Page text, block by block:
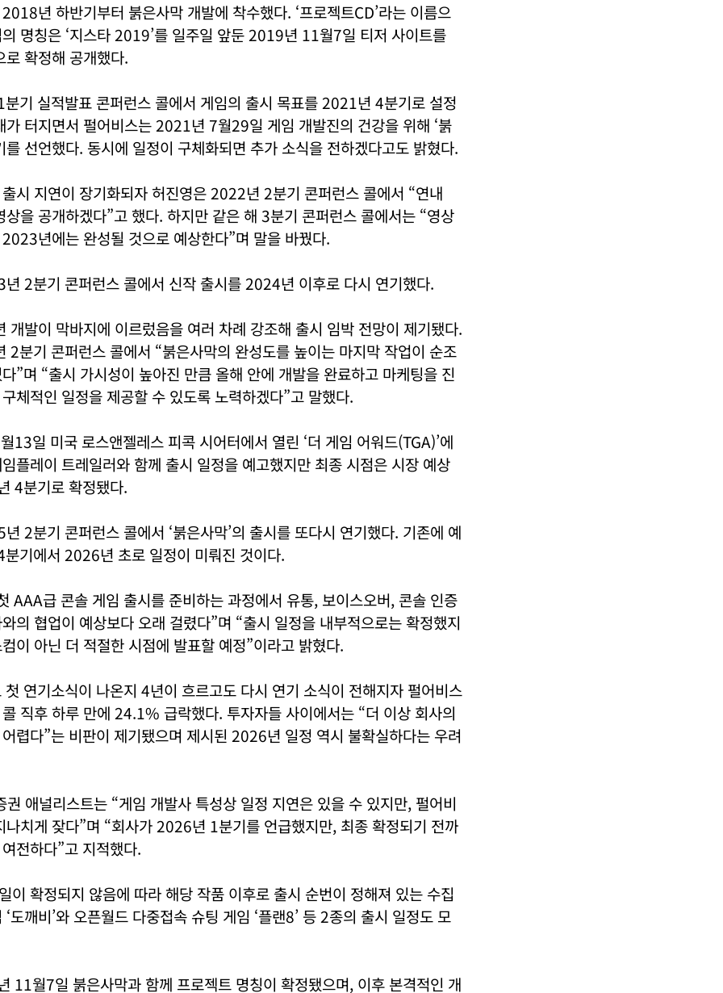
년 하반기부터 붉은사막 개발에 착수했다. ‘프로젝트CD’라는 이름으
명칭은 ‘지스타 2019’를 일주일 앞둔 2019년 11월7일 티저 사이트를
로 확정해 공개했다.
기 실적발표 콘퍼런스 콜에서 게임의 출시 목표를 2021년 4분기로 설정
가 터지면서 펄어비스는 2021년 7월29일 게임 개발진의 건강을 위해 ‘붉
를 선언했다. 동시에 일정이 구체화되면 추가 소식을 전하겠다고도 밝혔다.
시 지연이 장기화되자 허진영은 2022년 2분기 콘퍼런스 콜에서 “연내
을 공개하겠다”고 했다. 하지만 같은 해 3분기 콘퍼런스 콜에서는 “영상
년에는 완성될 것으로 예상한다”며 말을 바꿨다.
2분기 콘퍼런스 콜에서 신작 출시를 2024년 이후로 다시 연기했다.
개발이 막바지에 이르렀음을 여러 차례 강조해 출시 임박 전망이 제기됐다.
2분기 콘퍼런스 콜에서 “붉은사막의 완성도를 높이는 마지막 작업이 순조
”며 “출시 가시성이 높아진 만큼 올해 안에 개발을 완료하고 마케팅을 진
체적인 일정을 제공할 수 있도록 노력하겠다”고 말했다.
13일 미국 로스앤젤레스 피콕 시어터에서 열린 ‘더 게임 어워드(TGA)’에
플레이 트레일러와 함께 출시 일정을 예고했지만 최종 시점은 시장 예상
4분기로 확정됐다.
2분기 콘퍼런스 콜에서 ‘붉은사막’의 출시를 또다시 연기했다. 기존에 예
기에서 2026년 초로 일정이 미뤄진 것이다.
AAA급 콘솔 게임 출시를 준비하는 과정에서 유통, 보이스오버, 콘솔 인증
의 협업이 예상보다 오래 걸렸다”며 “출시 일정을 내부적으로는 확정했지
이 아닌 더 적절한 시점에 발표할 예정”이라고 밝혔다.
연기소식이 나온지 4년이 흐르고도 다시 연기 소식이 전해지자 펄어비스
직후 하루 만에 24.1% 급락했다. 투자자들 사이에서는 “더 이상 회사의
렵다”는 비판이 제기됐으며 제시된 2026년 일정 역시 불확실하다는 우려
애널리스트는 “게임 개발사 특성상 일정 지연은 있을 수 있지만, 펄어비
나치게 잦다”며 “회사가 2026년 1분기를 언급했지만, 최종 확정되기 전까
전하다”고 지적했다.
이 확정되지 않음에 따라 해당 작품 이후로 출시 순번이 정해져 있는 수집
도깨비’와 오픈월드 다중접속 슈팅 게임 ‘플랜8’ 등 2종의 출시 일정도 모
11월7일 붉은사막과 함께 프로젝트 명칭이 확정됐으며, 이후 본격적인 개